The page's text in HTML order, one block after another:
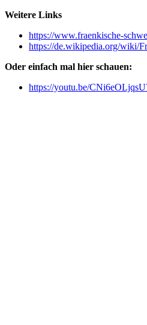
Weitere Links
https://www.fraenkische-
https://de.wikipedia.org/wiki/
Oder einfach mal hier schauen:
https://youtu.be/